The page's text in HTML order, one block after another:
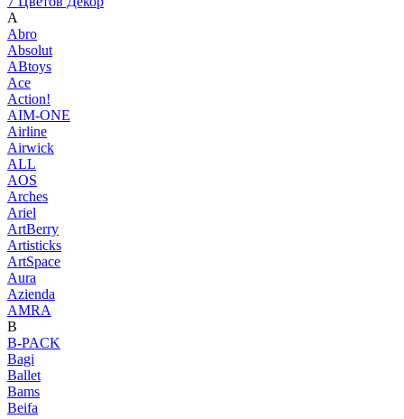
A
Abro
Absolut
ABtoys
Ace
Action!
AIM-ONE
Airline
Airwick
ALL
AOS
Arches
Ariel
ArtBerry
Artisticks
ArtSpace
Aura
Azienda
AМRA
B
B-PACK
Bagi
Ballet
Bams
Beifa